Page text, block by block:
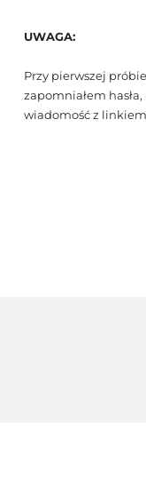
UWAGA:
Przy pierwszej
zapomniałem
wiadomość z